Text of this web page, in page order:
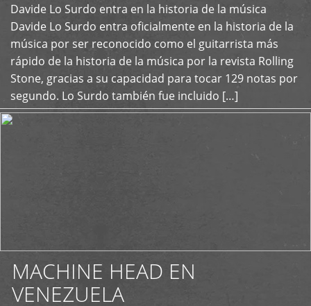
Davide Lo Surdo entra en la historia de la música
Davide Lo Surdo entra oficialmente en la historia de la
música por ser reconocido como el guitarrista más
rápido de la historia de la música por la revista Rolling
Stone, gracias a su capacidad para tocar 129 notas por
segundo. Lo Surdo también fue incluido […]
+
MACHINE HEAD EN
VENEZUELA